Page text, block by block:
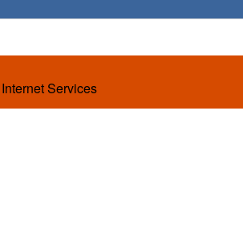
Services